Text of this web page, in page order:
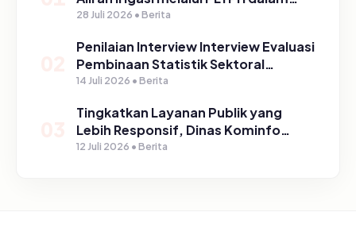
Program TIRTA PELITA di Desa
28 Juli 2026 • Berita
Penilaian Interview Interview Evaluasi
Pembinaan Statistik Sektoral
Kabupaten Pasuruan
14 Juli 2026 • Berita
Tingkatkan Layanan Publik yang
Lebih Responsif, Dinas Kominfo
Gelar Sosialisasi SP4N Lapor di
12 Juli 2026 • Berita